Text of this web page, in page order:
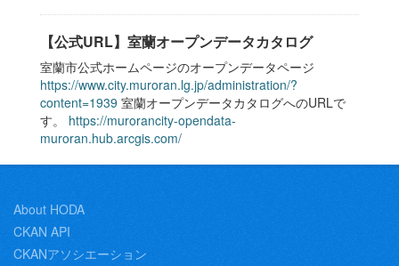
【公式URL】室蘭オープンデータカタログ
室蘭市公式ホームページのオープンデータページ
https://www.city.muroran.lg.jp/administration/?
content=1939 室蘭オープンデータカタログへのURLで
す。 https://murorancity-opendata-
muroran.hub.arcgis.com/
About HODA
CKAN API
CKANアソシエーション